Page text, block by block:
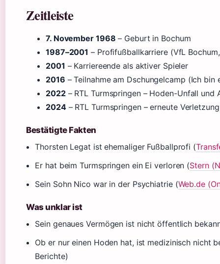
Zeitleiste
7. November 1968 – Geburt in Bochum
1987–2001 – Profifußballkarriere (VfL
2001 – Karriereende als aktiver Spieler
2016 – Teilnahme am Dschungelcamp (Ich
2022– RTL Turmspringen – Hoden-Unfall und
2024– RTL Turmspringen – erneute
Bestätigte Fakten
Thorsten Legat ist ehemaliger Fußballprofi (
Er hat beim Turmspringen ein Ei verloren (Stern
Sein Sohn Nico war in der Psychiatrie (Web.de
Was unklar ist
Sein genaues Vermögen ist nicht öffentlich
Ob er nur einen Hoden hat, ist medizinisch nicht
Berichte)